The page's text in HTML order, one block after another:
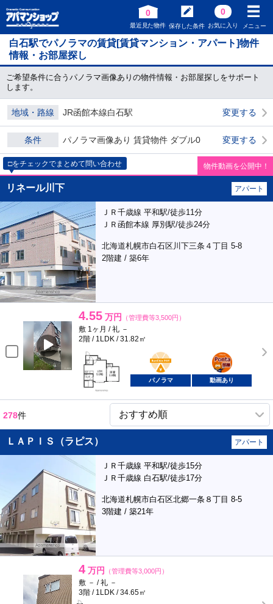
0
最近見た物件 保存した条件
0
お気に入り メニュー
白石駅でパノラマの賃貸[賃貸マンション・アパート]物件
情報・お部屋探し
ご希望条件に合うパノラマ画像ありの物件情報・お部屋探しをサポート
します。
地域・路線 JR函館本線白石駅 変更する
条件 パノラマ画像あり 賃貸物件 ダブル0 変更する
□をチェックでまとめて問い合わせ 物件動画を公開中！
リネール川下 アパート
ＪＲ千歳線 平和駅/徒歩11分
ＪＲ函館本線 厚別駅/徒歩24分
北海道札幌市白石区川下三条４丁目 5-8
2階建 / 築6年
4.55 万円 （管理費等3,500円）
敷 1ヶ月 / 礼 －
2階 / 1LDK / 31.82㎡
BunChinPAY
ポンタ
部屋
パノラマ 動画あり
278件
ＬＡＰＩＳ（ラピス） アパート
ＪＲ千歳線 平和駅/徒歩15分
ＪＲ千歳線 白石駅/徒歩17分
北海道札幌市白石区北郷一条８丁目 8-5
3階建 / 築21年
4 万円 （管理費等3,000円）
敷 － / 礼 －
3階 / 1LDK / 34.65㎡